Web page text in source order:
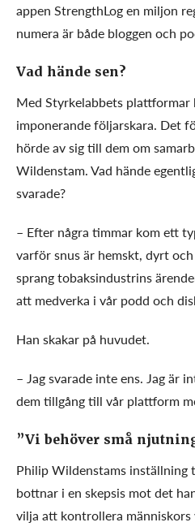
appen StrengthLog en miljon
numera är både bloggen och
Vad hände sen?
Med Styrkelabbets plattformar
imponerande följarskara. Det
hörde av sig till dem om
Wildenstam. Vad hände
svarade?
– Efter några timmar kom ett
varför snus är hemskt, dyrt
sprang tobaksindustrins
att medverka i vår podd och
Han skakar på huvudet.
– Jag svarade inte ens. Jag är
dem tillgång till vår plattform
”Vi behöver små
Philip Wildenstams
bottnar i en skepsis mot det
vilja att kontrollera människors